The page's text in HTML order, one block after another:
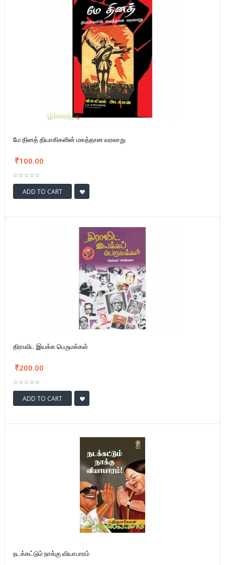
மே தினத் தியாகிகளின் மகத்தான வரலாறு
100.00
ADD TO CART
திராவிட இயக்க பெருமக்கள்
200.00
ADD TO CART
நடக்கட்டும் நாக்கு வியாபாரம்